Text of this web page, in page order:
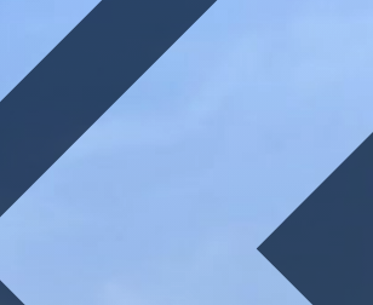
Https://www.mh-
D.de/slot-
Machine-Online-
Paypal